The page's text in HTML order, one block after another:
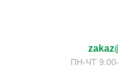
ПН-ЧТ